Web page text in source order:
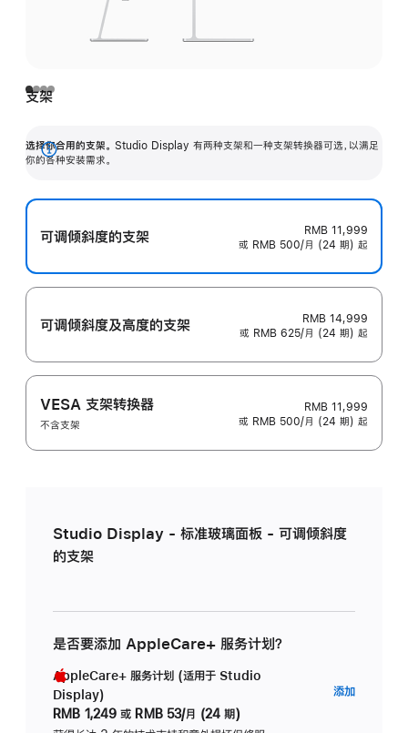
支架
选择你合用的支架。 Studio Display 有两种支架和一种支架转换器可选，以满足
你的各种安装需求。
展
可调倾斜度的支架
RMB 11,999
或 RMB 500/月 (24 期) 起
可调倾斜度及高‍度的支‍架
RMB 14,999
或 RMB 625/月 (24 期) 起
VESA 支架转换器
不含支架
RMB 11,999
或 RMB 500/月 (24 期) 起
Studio Display - 标准玻璃面板 - 可调倾斜度
的支架
是否要添加 AppleCare+ 服务计划？
AppleCare+ 服务计划 (适用于 Studio
Display)
RMB 1,249 或 RMB 53/月 (24 期)
添加